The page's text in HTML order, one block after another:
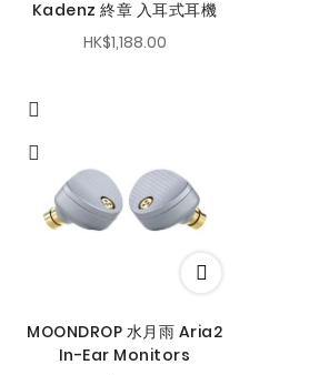
Kadenz 終章 入耳式耳機
HK$1,188.00
MOONDROP 水月雨 Aria2
In-Ear Monitors